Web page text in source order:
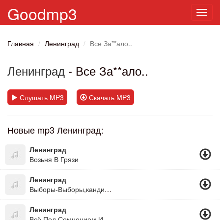
Goodmp3
Главная Ленинград Все За**ало..
Ленинград - Все За**ало..
Слушать MP3 Скачать MP3
Новые mp3 Ленинград:
Ленинград
Возьня В Грязи
Ленинград
Выборы-Выборы,кандидаты Пидары.
Ленинград